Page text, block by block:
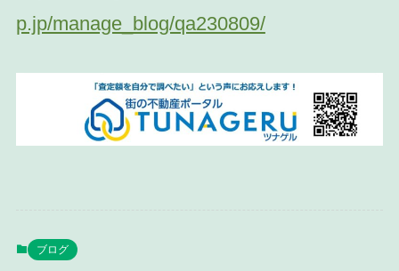
p.jp/manage_blog/qa230809/
ブログ